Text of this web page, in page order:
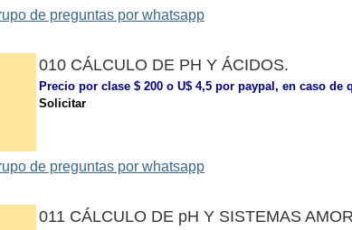
de preguntas por whatsapp
010 CÁLCULO DE PH Y ÁCIDOS.
Precio por clase $ 200 o U$ 4,5 por paypal, en caso
Solicitar
de preguntas por whatsapp
011 CÁLCULO DE pH Y SISTEMAS